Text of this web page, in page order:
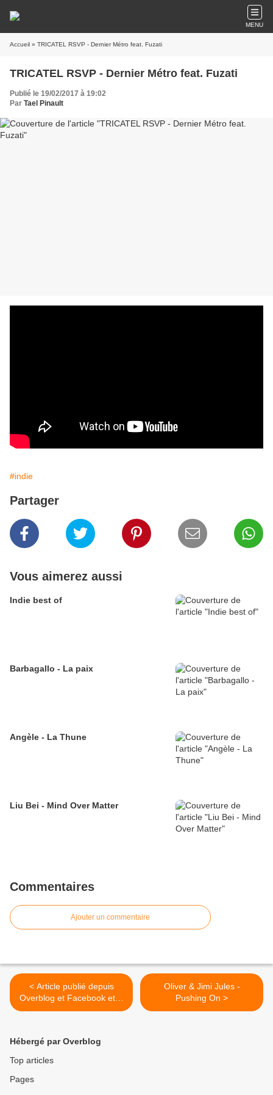
MENU
Accueil » TRICATEL RSVP - Dernier Métro feat. Fuzati
TRICATEL RSVP - Dernier Métro feat. Fuzati
Publié le 19/02/2017 à 19:02
Par Tael Pinault
#indie
Partager
Vous aimerez aussi
Indie best of
Barbagallo - La paix
Angèle - La Thune
Liu Bei - Mind Over Matter
Commentaires
Ajouter un commentaire
< Article publié depuis
Overblog et Facebook et X
(Twitter)
Oliver & Jimi Jules -
Pushing On >
Hébergé par Overblog
Top articles
Pages